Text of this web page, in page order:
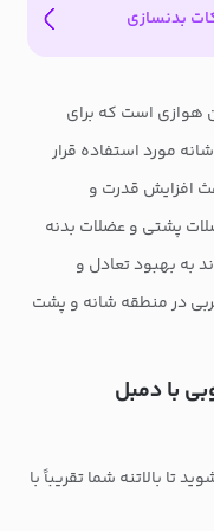
بدنسازی
هوازی است که برای
مورد استفاده قرار
افزایش قدرت و
پشتی و عضلات بدنه
به بهبود تعادل و
در منطقه شانه و پشت
با دمبل
تا بالاتنه شما تقریباً با